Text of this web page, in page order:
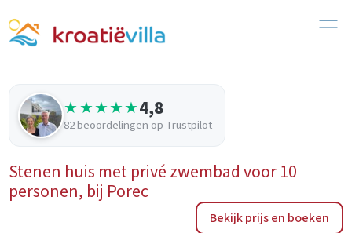
★★★★★4,8
82 beoordelingen op Trustpilot
Stenen huis met privé zwembad voor 10
personen, bij Porec
Bekijk prijs en boeken